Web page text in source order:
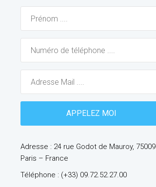
Adresse : 24 rue Godot de Mauroy, 75009
Paris – France
Téléphone : (+33) 09.72.52.27.00